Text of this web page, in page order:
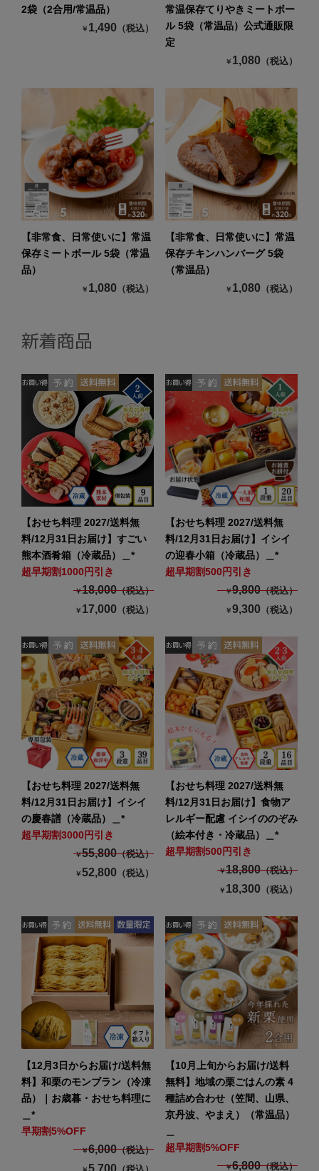
2袋（2合用/常温品）
￥ 1,490 （税込）
常温保存てりやきミートボー
ル 5袋（常温品）公式通販限
定
￥ 1,080 （税込）
【非常食、日常使いに】常温
保存ミートボール 5袋（常温
品）
￥ 1,080 （税込）
【非常食、日常使いに】常温
保存チキンハンバーグ 5袋
（常温品）
￥ 1,080 （税込）
新着商品
【おせち料理 2027/送料無
料/12月31日お届け】すごい
熊本酒肴箱（冷蔵品）＿*
超早期割1000円引き
￥18,000（税込）
￥ 17,000 （税込）
【おせち料理 2027/送料無
料/12月31日お届け】イシイ
の迎春小箱（冷蔵品）＿*
超早期割500円引き
￥9,800（税込）
￥9,300 （税込）
【おせち料理 2027/送料無
料/12月31日お届け】イシイ
の慶春譜（冷蔵品）＿*
超早期割3000円引き
￥55,800（税込）
￥52,800 （税込）
【おせち料理 2027/送料無
料/12月31日お届け】食物ア
レルギー配慮 イシイののぞみ
（絵本付き・冷蔵品）＿*
超早期割500円引き
￥18,800（税込）
￥ 18,300 （税込）
【12月3日からお届け/送料無
料】和栗のモンブラン（冷凍
品）｜お歳暮・おせち料理に
＿*
早期割5%OFF
￥6,000（税込）
5,700
【10月上旬からお届け/送料
無料】地域の栗ごはんの素 4
種詰め合わせ（笠間、山県、
京丹波、やまえ）（常温品）
超早期割5%OFF
￥6,800（税込）